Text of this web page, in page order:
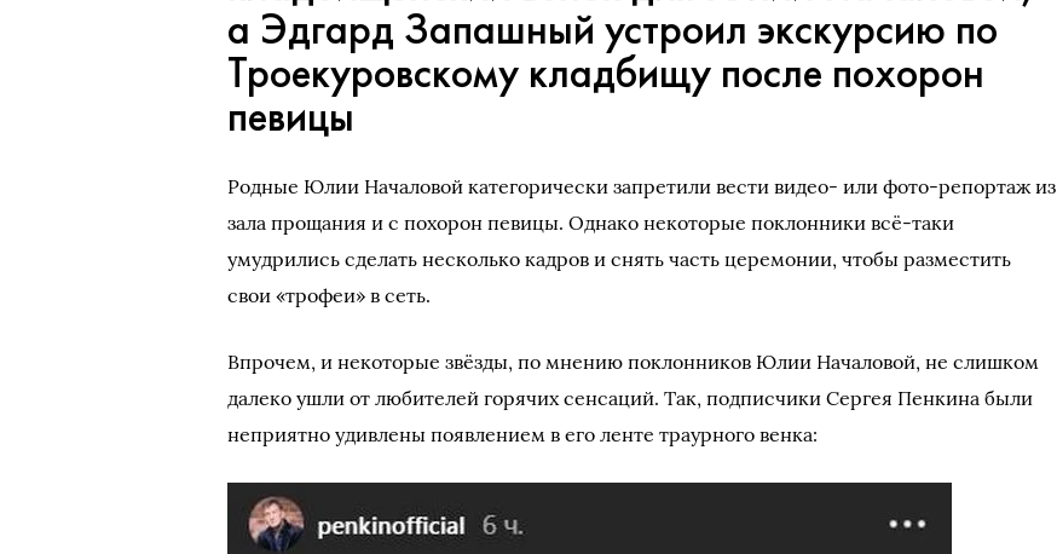
а Эдгард Запашный устроил экскурсию по
Троекуровскому кладбищу после похорон
певицы
Родные Юлии Началовой категорически запретили вести видео- или фото-репортаж из
зала прощания и с похорон певицы. Однако некоторые поклонники всё-таки
умудрились сделать несколько кадров и снять часть церемонии, чтобы разместить
свои «трофеи» в сеть.
Впрочем, и некоторые звёзды, по мнению поклонников Юлии Началовой, не слишком
далеко ушли от любителей горячих сенсаций. Так, подписчики Сергея Пенкина были
неприятно удивлены появлением в его ленте траурного венка: